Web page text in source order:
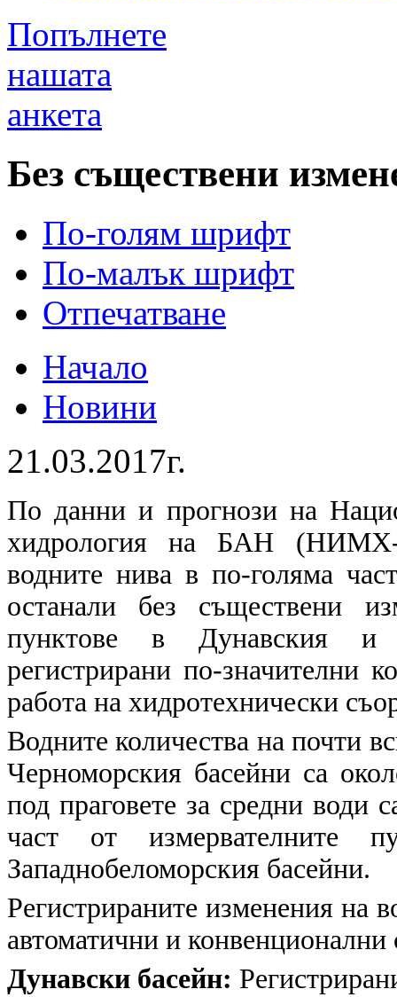
Попълнете
нашата
анкета
Без съществени
По-голям шрифт
По-малък шрифт
Отпечатване
Начало
Новини
21.03.2017г.
По данни и прогнози на
хидрология на БАН (НИМХ-
водните нива в по-голяма
останали без съществени
пунктове в Дунавския и
регистрирани по-значителни
работа на хидротехнически
Водните количества на почти
Черноморския басейни са
под праговете за средни води
част от измервателните
Западнобеломорския басейни.
Регистрираните изменения на
автоматични и
Дунавски басейн: